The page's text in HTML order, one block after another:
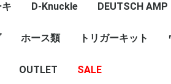
and Plugs
- G4
and Tuning
- G4+
Tuning ケーブ
タ＆Pin
ハーネス
ーネス G4+Kurofune
MAZDA
MITSUBISHI
HONDA
TOYOTA
NISSAN
クセンサー
ンサー
ンサー
ンサー
センサー
ムダ 空燃比
トコントロール
D-Knuckle DEUTSCH AMP
AMP SSC
DTM
DT
DTP
その他
ュー
チュ
シュ
ホース類
シリコンホース
耐熱スリーブ
バキュームホース
燃料ホース
トリガーキット
OUTLET SALE